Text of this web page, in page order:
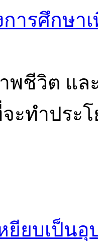
ารศึกษา
ชีวิต แล
ะทำประ
หยียบเป็